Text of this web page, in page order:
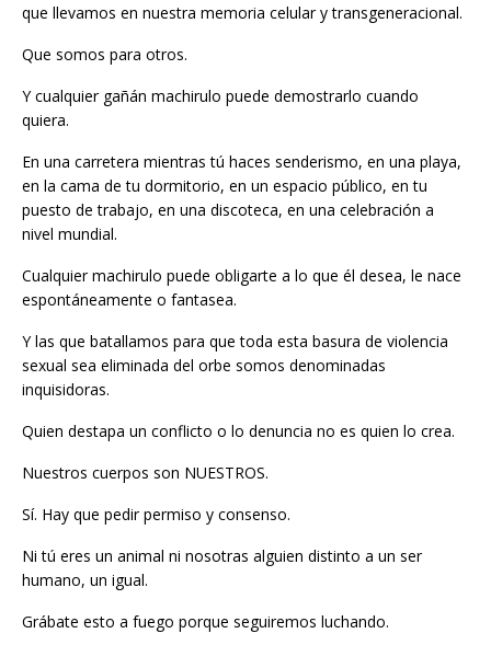
que llevamos en nuestra memoria celular y transgeneracional.
Que somos para otros.
Y cualquier gañán machirulo puede demostrarlo cuando
quiera.
En una carretera mientras tú haces senderismo, en una playa,
en la cama de tu dormitorio, en un espacio público, en tu
puesto de trabajo, en una discoteca, en una celebración a
nivel mundial.
Cualquier machirulo puede obligarte a lo que él desea, le nace
espontáneamente o fantasea.
Y las que batallamos para que toda esta basura de violencia
sexual sea eliminada del orbe somos denominadas
inquisidoras.
Quien destapa un conflicto o lo denuncia no es quien lo crea.
Nuestros cuerpos son NUESTROS.
Sí. Hay que pedir permiso y consenso.
Ni tú eres un animal ni nosotras alguien distinto a un ser
humano, un igual.
Grábate esto a fuego porque seguiremos luchando.